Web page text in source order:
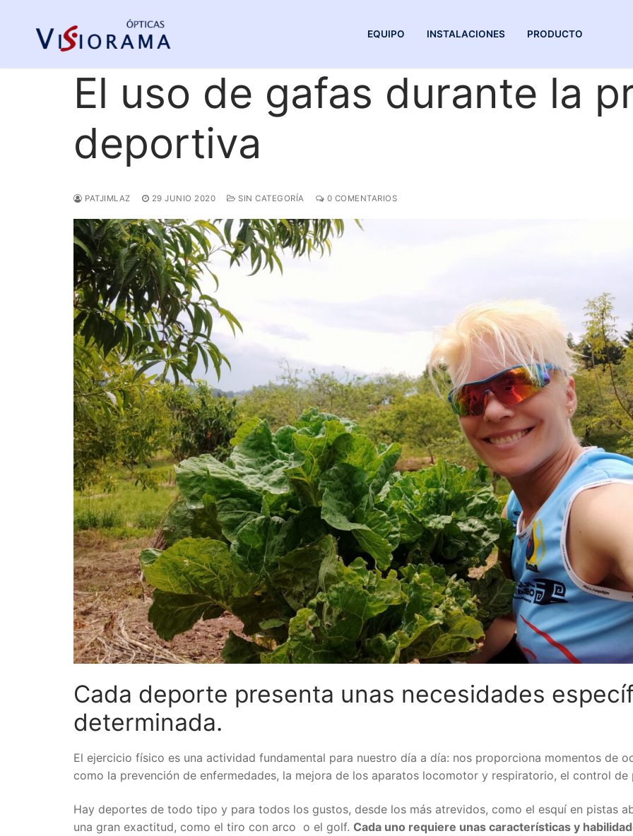
contenido
EQUIPO INSTALACIONES PRODUCTO
El uso de gafas durante la
deportiva
PATJIMLAZ 29 JUNIO 2020 SIN CATEGORÍA 0 COMENTARIOS
Cada deporte presenta unas necesidades
determinada.
El ejercicio físico es una actividad fundamental para nuestro día a día: nos proporciona momentos de
como la prevención de enfermedades, la mejora de los aparatos locomotor y respiratorio, el control
Hay deportes de todo tipo y para todos los gustos, desde los más atrevidos, como el esquí en pistas
una gran exactitud, como el tiro con arco o el golf. Cada uno requiere unas características y